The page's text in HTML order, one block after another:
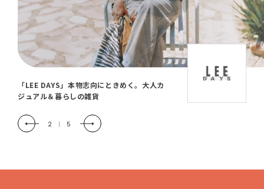
「LEE DAYS」本物志向にときめく。大人カ
ジュアル＆暮らしの雑貨
2 | 5